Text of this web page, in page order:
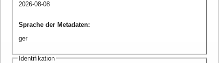
2026-08-08
Sprache der Metadaten:
ger
Identifikation